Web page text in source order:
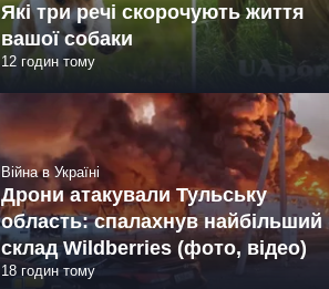
Які три речі скорочують життя
вашої собаки
12 годин тому
Війна в Україні
Дрони атакували Тульську
область: спалахнув найбільший
склад Wildberries (фото, відео)
18 годин тому